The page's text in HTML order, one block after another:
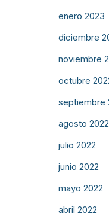
enero 2023
diciembre
noviembre
octubre
septiembre
agosto 2022
julio 2022
junio 2022
mayo 2022
abril 2022